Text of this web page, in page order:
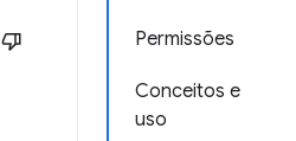
Permissões
Conceitos e
uso